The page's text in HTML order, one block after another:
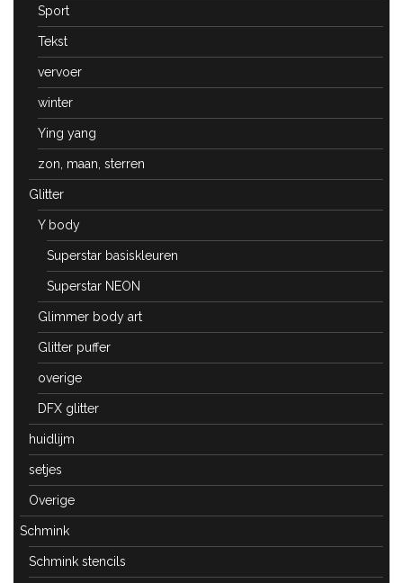
Sport
Tekst
vervoer
winter
Ying yang
zon, maan, sterren
Glitter
Y body
Superstar basiskleuren
Superstar NEON
Glimmer body art
Glitter puffer
overige
DFX glitter
huidlijm
setjes
Overige
Schmink
Schmink stencils